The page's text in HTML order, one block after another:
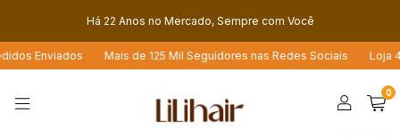
Há 22 Anos no Mercado, Sempre com Você
Mais de 125 Mil Seguidores nas Redes Sociais Loja 4.6
0